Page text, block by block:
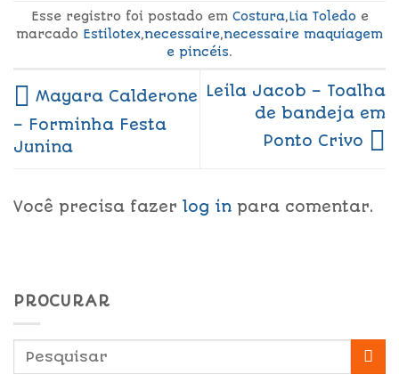
Esse registro foi postado em Costura,Lia Toledo e
marcado Estilotex,necessaire,necessaire maquiagem
e pincéis.
Mayara Calderone
– Forminha Festa
Junina
Leila Jacob – Toalha
de bandeja em
Ponto Crivo
Você precisa fazer log in para comentar.
PROCURAR